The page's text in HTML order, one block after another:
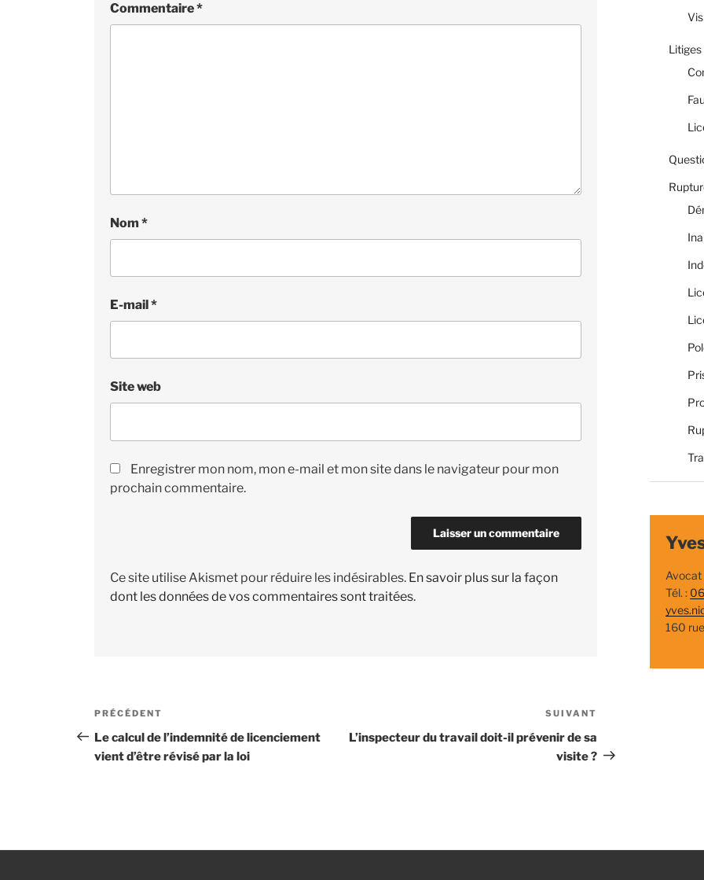
Commentaire*
Nom *
E-mail*
Site web
Enregistrer mon nom, mon e-mail et mon site dans le navigateur pour mon
prochain commentaire.
Ce site utilise Akismet pour réduire les indésirables. En savoir plus sur la façon
dont les données de vos commentaires sont traitées.
Navigation
de
l’article
Article
précédent
PRÉCÉDENT
Le calcul de l’indemnité de licenciement
vient d’être révisé par la loi
SUIVANT
L’inspecteur du travail doit-il prévenir de sa
visite ?
Litiges
Avocat
Tél. :
160